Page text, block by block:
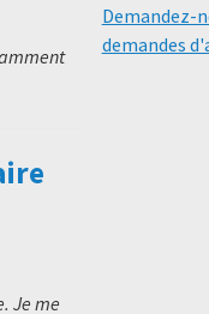
Je me
Demandez-
demandes